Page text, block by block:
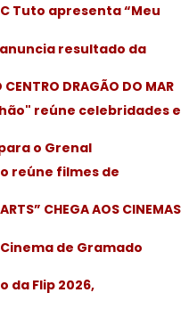
Tuto apresenta “Meu
resultado da
DRAGÃO DO MAR
reúne celebridades e
o Grenal
reúne filmes de
CHEGA AOS CINEMAS
de Gramado
da Flip 2026,